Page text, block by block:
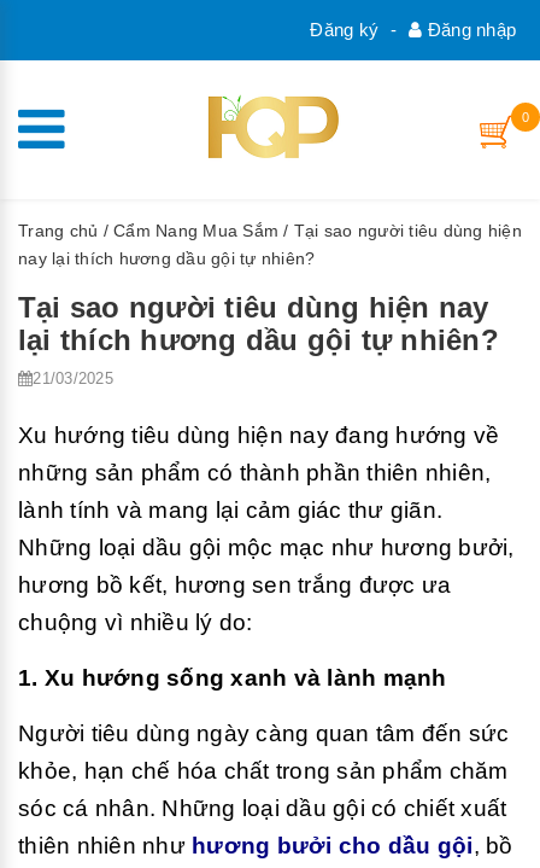
Đăng nhập
-
Đăng ký
0
Trang chủ / Cẩm Nang Mua Sắm / Tại sao người tiêu dùng hiện
nay lại thích hương dầu gội tự nhiên?
Tại sao người tiêu dùng hiện nay
lại thích hương dầu gội tự nhiên?
21/03/2025
Xu hướng tiêu dùng hiện nay đang hướng về
những sản phẩm có thành phần thiên nhiên,
lành tính và mang lại cảm giác thư giãn.
Những loại dầu gội mộc mạc như hương bưởi,
hương bồ kết, hương sen trắng được ưa
chuộng vì nhiều lý do:
1. Xu hướng sống xanh và lành mạnh
Người tiêu dùng ngày càng quan tâm đến sức
khỏe, hạn chế hóa chất trong sản phẩm chăm
sóc cá nhân. Những loại dầu gội có chiết xuất
thiên nhiên như hương bưởi cho dầu gội, bồ